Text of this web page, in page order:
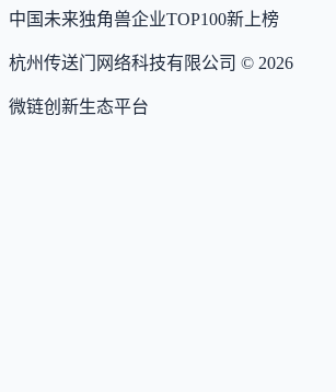
中国未来独角兽企业TOP100新上榜
杭州传送门网络科技有限公司 © 2026
微链创新生态平台